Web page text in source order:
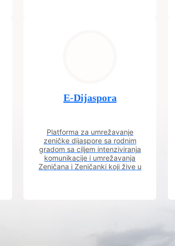
E-Dijaspora
Platforma za umrežavanje
zeničke dijaspore sa rodnim
gradom sa ciljem intenziviranja
komunikacije i umrežavanja
Zeničana i Zeničanki koji žive u